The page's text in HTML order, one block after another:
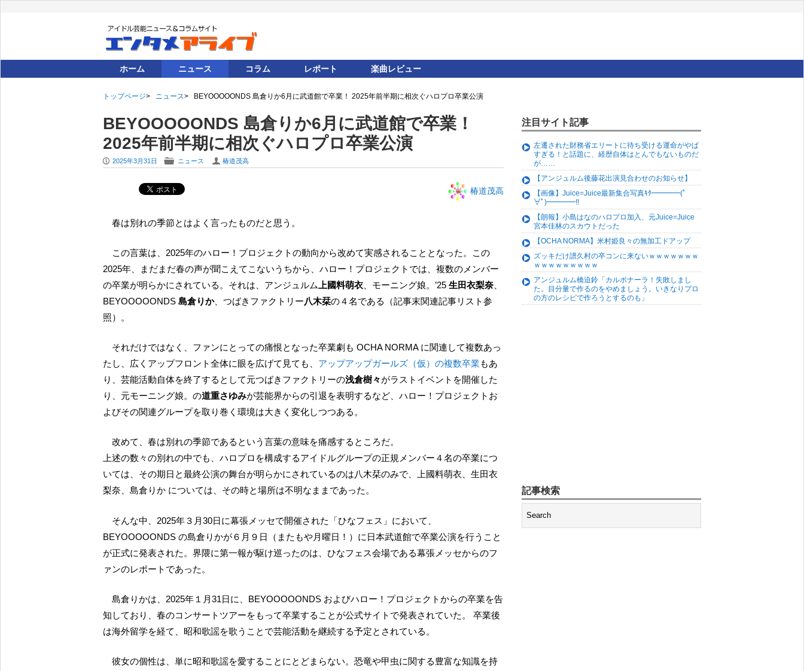
ホーム ニュース コラム レポート 楽曲レビュー
トップページ ニュース BEYOOOOONDS 島倉りか6月に武道館で卒業！ 2025年前半期に相次ぐハロプロ卒業公演
BEYOOOOONDS 島倉りか6月に武道館で卒業！
2025年前半期に相次ぐハロプロ卒業公演
P 2025年3月31日 F ニュース U 椿道茂高
椿道茂高
春は別れの季節とはよく言ったものだと思う。
この言葉は、2025年のハロー！プロジェクトの動向から改めて実感されることとなった。この
2025年、まだまだ春の声が聞こえてこないうちから、ハロー！プロジェクトでは、複数のメンバー
の卒業が明らかにされている。それは、アンジュルム 上國料萌衣 、モーニング娘。’25 生田衣梨奈
BEYOOOOONDS 島倉りか、つばきファクトリー八木栞の４名である（記事末関連記事リスト参
照）。
それだけではなく、ファンにとっての痛恨となった卒業劇も OCHA NORMA に関連して複数あっ
たし、広くアップフロント全体に眼を広げて見ても、 アップアップガールズ（仮）の複数卒業もあ
り、芸能活動自体を終了するとして元つばきファクトリーの浅倉樹々がラストイベントを開催した
り、元モーニング娘。の道重さゆみが芸能界からの引退を表明するなど、ハロー！プロジェクトお
よびその関連グループを取り巻く環境は大きく変化しつつある。
改めて、春は別れの季節であるという言葉の意味を痛感するところだ。
上述の数々の別れの中でも、ハロプロを構成するアイドルグループの正規メンバー４名の卒業につ
いては、その期日と最終公演の舞台が明らかにされているのは八木栞のみで、上國料萌衣、生田衣
梨奈、島倉りか については、その時と場所は不明なままであった。
そんな中、2025年３月30日に幕張メッセで開催された「ひなフェス」において、
BEYOOOOONDS の島倉りかが６月９日（またもや月曜日！）に日本武道館で卒業公演を行うこと
が正式に発表された。界隈に第一報が駆け巡ったのは、ひなフェス会場である幕張メッセからのフ
ァンのレポートであった。
島倉りかは、2025年１月31日に、BEYOOOOONDS およびハロー！プロジェクトからの卒業を告
知しており、春のコンサートツアーをもって卒業することが公式サイトで発表されていた。 卒業後
は海外留学を経て、昭和歌謡を歌うことで芸能活動を継続する予定とされている。
彼女の個性は、単に昭和歌謡を愛することにとどまらない。恐竜や甲虫に関する豊富な知識を持
注目サイト記事
左遷された財務省エリートに待ち受ける運命がやば
すぎる！と話題に、経歴自体はとんでもないものだ
が……
【アンジュルム後藤花出演見合わせのお知らせ】
【画像】Juice=Juice最新集合写真ｷﾀ━━━━(ﾟ
∀ﾟ)━━━━!!
【朗報】小島はなのハロプロ加入、元Juice=Juice
宮本佳林のスカウトだった
【OCHA NORMA】米村姫良々の無加工ドアップ
ズッキだけ譜久村の卒コンに来ないｗｗｗｗｗｗｗ
ｗｗｗｗｗｗｗｗｗ
アンジュルム橋迫鈴「カルボナーラ！失敗しまし
た。目分量で作るのをやめましょう。いきなりプロ
の方のレシピで作ろうとするのも」
記事検索